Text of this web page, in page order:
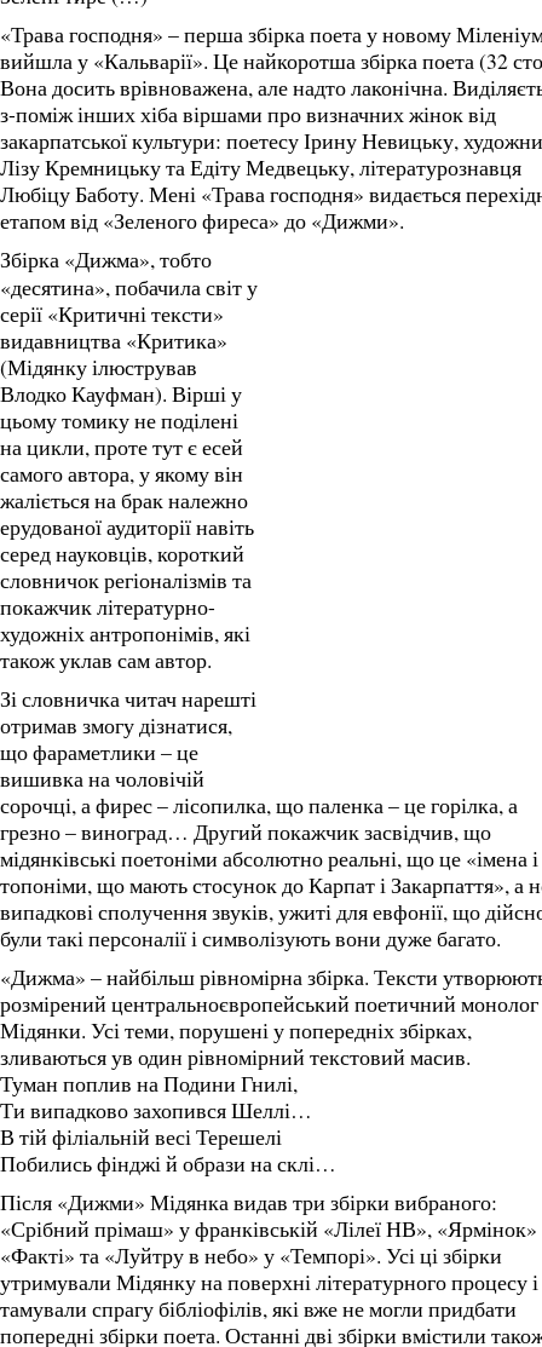
«Трава господня» – перша збірка поета у новому
вийшла у «Кальварії». Це найкоротша збірка поета (32
Вона досить врівноважена, але надто лаконічна.
з-поміж інших хіба віршами про визначних жінок від
закарпатської культури: поетесу Ірину Невицьку,
Лізу Кремницьку та Едіту Медвецьку, літературознавця
Любіцу Баботу. Мені «Трава господня» видається
етапом від «Зеленого фиреса» до «Дижми».
Збірка «Дижма», тобто
«десятина», побачила світ у
серії «Критичні тексти»
видавництва «Критика»
(Мідянку ілюстрував
Влодко Кауфман). Вірші у
цьому томику не поділені
на цикли, проте тут є есей
самого автора, у якому він
жаліється на брак належно
ерудованої аудиторії навіть
серед науковців, короткий
словничок регіоналізмів та
покажчик літературно-
художніх антропонімів, які
також уклав сам автор.
Зі словничка читач нарешті
отримав змогу дізнатися,
що фараметлики – це
вишивка на чоловічій
сорочці, а фирес – лісопилка, що паленка – це горілка, а
грезно – виноград… Другий покажчик засвідчив, що
мідянківські поетоніми абсолютно реальні, що це «імена і
топоніми, що мають стосунок до Карпат і Закарпаття», а
випадкові сполучення звуків, ужиті для евфонії, що
були такі персоналії і символізують вони дуже багато.
«Дижма» – найбільш рівномірна збірка. Тексти
розмірений центральноєвропейський поетичний монолог
Мідянки. Усі теми, порушені у попередніх збірках,
зливаються ув один рівномірний текстовий масив.
Туман поплив на Подини Гнилі,
Ти випадково захопився Шеллі…
В тій філіальній весі Терешелі
Побились фінджі й образи на склі…
Після «Дижми» Мідянка видав три збірки вибраного:
«Срібний прімаш» у франківській «Лілеї НВ», «Ярмінок»
«Факті» та «Луйтру в небо» у «Темпорі». Усі ці збірки
утримували Мідянку на поверхні літературного процесу і
тамували спрагу бібліофілів, які вже не могли придбати
попередні збірки поета. Останні дві збірки вмістили